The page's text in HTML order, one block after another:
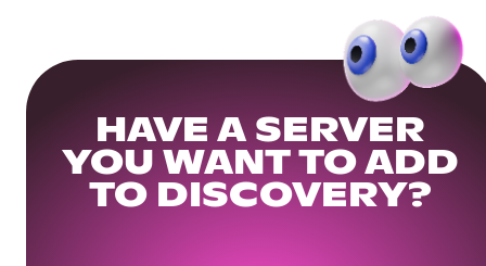
HAVE A SERVER
YOU WANT TO ADD
TO DISCOVERY?